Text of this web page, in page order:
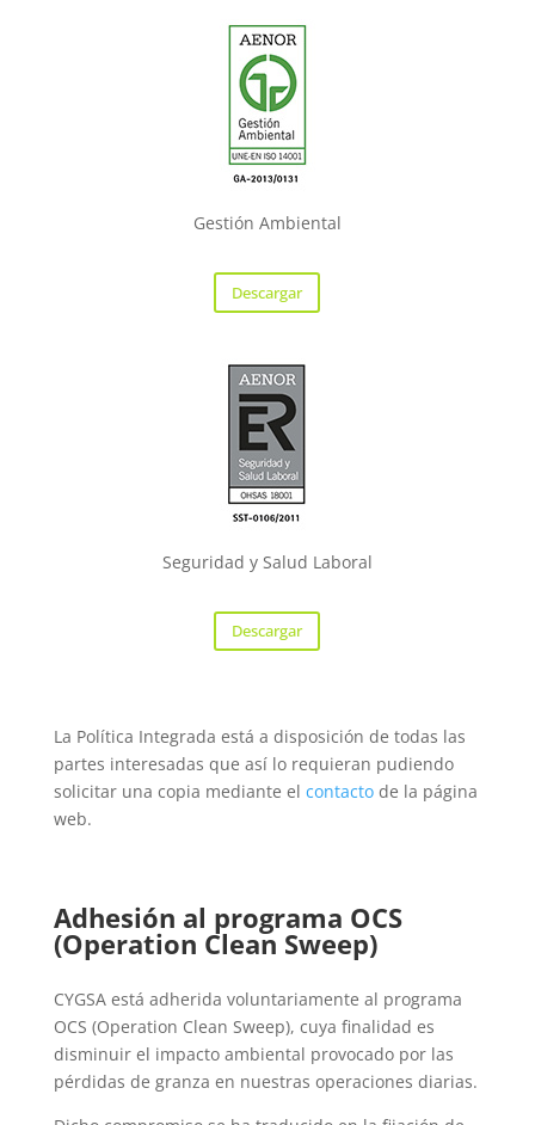
Gestión Ambiental
Descargar
Seguridad y Salud Laboral
Descargar
La Política Integrada está a disposición de todas las
partes interesadas que así lo requieran pudiendo
solicitar una copia mediante el contacto de la página
web.
Adhesión al programa OCS
(Operation Clean Sweep)
CYGSA está adherida voluntariamente al programa
OCS (Operation Clean Sweep), cuya finalidad es
disminuir el impacto ambiental provocado por las
pérdidas de granza en nuestras operaciones diarias.